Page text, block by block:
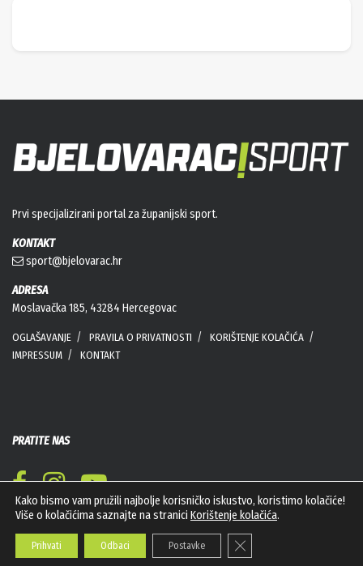
Prvi specijalizirani portal za županijski sport.
KONTAKT
sport@bjelovarac.hr
ADRESA
Moslavačka 185, 43284 Hercegovac
OGLAŠAVANJE PRAVILA O PRIVATNOSTI
KORIŠTENJE KOLAČIĆA
IMPRESSUM
KONTAKT
PRATITE NAS
Bioviro d.o.o. © Sva prava pridržana 2026. Web PEPERIT
Kako bismo vam pružili najbolje korisničko iskustvo, koristimo kolačiće!
Više o kolačićima saznajte na stranici Korištenje kolačića.
Prihvati Odbaci Postavke Close GDPR Cookie Banner